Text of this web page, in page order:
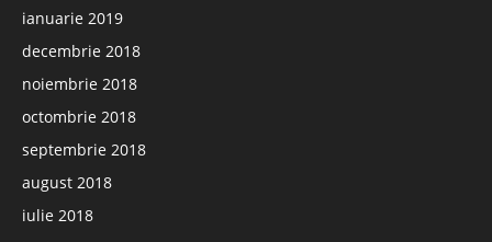
ianuarie 2019
decembrie 2018
noiembrie 2018
octombrie 2018
septembrie 2018
august 2018
iulie 2018